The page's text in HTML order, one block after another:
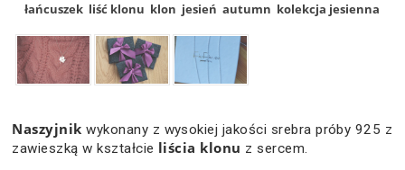
łańcuszek liść klonu klon jesień autumn kolekcja jesienna
Naszyjnik wykonany z wysokiej jakości srebra próby 925 z
zawieszką w kształcie liścia klonu z sercem.